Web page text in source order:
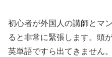
初心者が外国人の講師とマ
ると非常に緊張します。頭
英単語ですら出てきません。